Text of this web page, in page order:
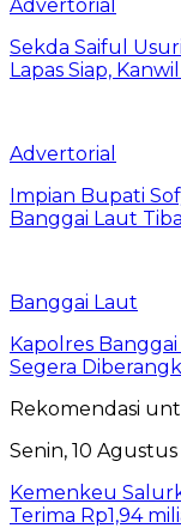
Advertorial
Sekda Saiful
Lapas Siap,
Advertorial
Impian Bupati
Banggai Laut
Banggai Laut
Kapolres
Segera
Rekomendasi
Senin, 10
Kemenkeu
Terima Rp1,94